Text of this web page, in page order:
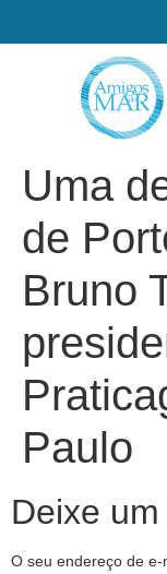
Uma
de
Bruno
Paulo
Deixe
O seu endereço de e-